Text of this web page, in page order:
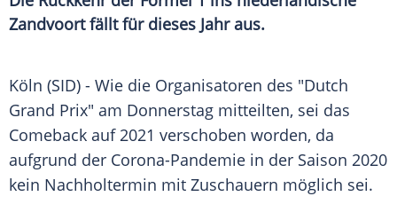
Zandvoort fällt für dieses Jahr aus.
Köln (SID) - Wie die Organisatoren des "Dutch
Grand Prix" am Donnerstag mitteilten, sei das
Comeback auf 2021 verschoben worden, da
aufgrund der Corona-Pandemie in der Saison 2020
kein Nachholtermin mit Zuschauern möglich sei.